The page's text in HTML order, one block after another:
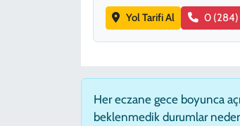
Yol Tarifi Al 0 (284)
Her eczane gece boyunca
beklenmedik durumlar